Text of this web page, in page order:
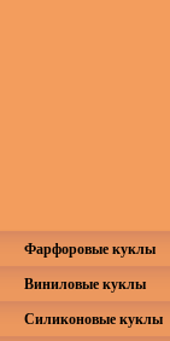
Фарфоровые куклы
Виниловые куклы
Силиконовые куклы